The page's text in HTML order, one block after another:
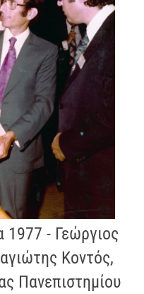
1977 - Γεώργιος
Κοντός,
Πανεπιστημίου